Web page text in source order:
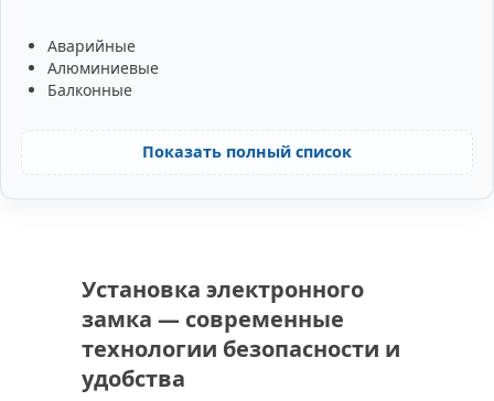
Аварийные
Алюминиевые
Балконные
Показать полный список
Установка электронного
замка — современные
технологии безопасности и
удобства